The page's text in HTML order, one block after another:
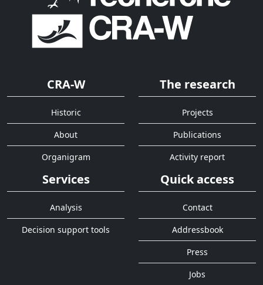
CRA-W
Historic
About
Organigram
The research
Projects
Publications
Activity report
Services
Analysis
Decision support tools
Quick access
Contact
Addressbook
Press
Jobs